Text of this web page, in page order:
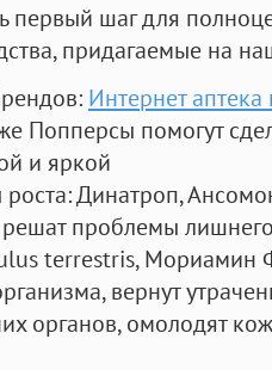
первый шаг для
придагаемые на
Интернет аптека
Попперсы помогут
и яркой
: Динатроп,
проблемы
terrestris, Мориамин
вернут
органов, омолодят